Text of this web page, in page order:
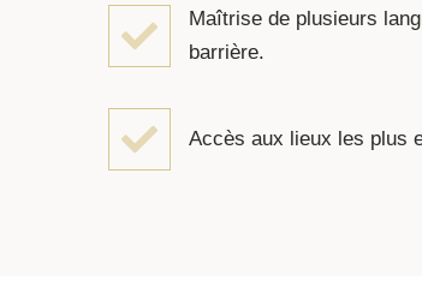
Maîtrise de plusieurs
barrière.
Accès aux lieux les plus